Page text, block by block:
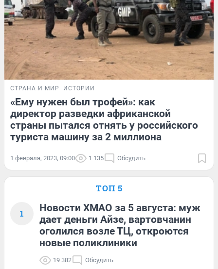
СТРАНА И МИР ИСТОРИИ
«Ему нужен был трофей»: как
директор разведки африканской
страны пытался отнять у российского
туриста машину за 2 миллиона
1 февраля, 2023, 09:00 1 135 Обсудить
ТОП 5
1
Новости ХМАО за 5 августа: муж
дает деньги Айзе, вартовчанин
оголился возле ТЦ, откроются
новые поликлиники
19 382 Обсудить